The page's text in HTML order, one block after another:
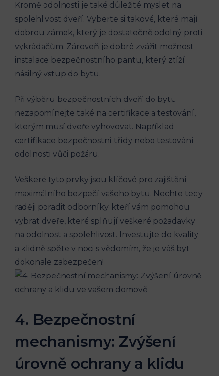
Kromě odolnosti je také důležité myslet na
spolehlivost dveří. Vyberte si takové, které mají
dobrou zámek, který je dostatečně odolný proti
vykrádačům. Zároveň je dobré zvážit možnost
instalace bezpečnostního pantu, ‌který ztíží
násilný vstup do bytu.
Při výběru bezpečnostních dveří do bytu
nezapomínejte také na certifikace a testování,
kterým musí dveře vyhovovat.​ Například
certifikace bezpečnostní třídy nebo testování
odolnosti vůči požáru.
Veškeré tyto prvky jsou klíčové pro zajištění
maximálního bezpečí vašeho⁣ bytu. Nechte tedy
raději poradit odborníky, kteří ‍vám pomohou
vybrat dveře, ⁣které splňují⁤ veškeré požadavky
na odolnost a⁤ spolehlivost. Investujte do kvality⁤
a klidně ‌spěte v noci s vědomím, že je ⁤váš byt
dokonale zabezpečen!
4. Bezpečnostní
mechanismy: Zvýšení
úrovně ochrany‍ a klidu